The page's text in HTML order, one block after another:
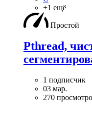
+1 ещё
Простой
Pthread,
1 подписчик
03 мар.
270